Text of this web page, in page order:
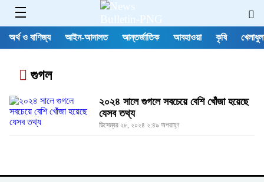
অর্থ ও বাণিজ্য আইন-আদালত আন্তর্জাতিক আবহাওয়া কৃষি
গুগল
২০২৪ সালে গুগলে সবচেয়ে বেশি খোঁজা হয়েছে
যেসব তথ্য
ডিসেম্বর ২৮, ২০২৪ ২:৪৯ অপরাহ্ণ